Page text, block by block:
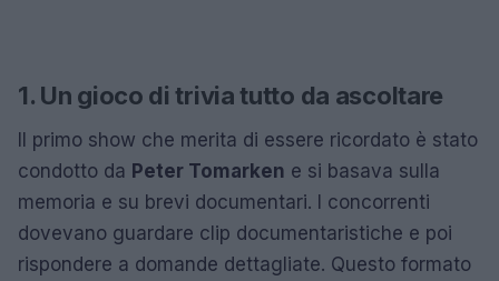
1. Un gioco di trivia tutto da ascoltare
Il primo show che merita di essere ricordato è stato
condotto da Peter Tomarken e si basava sulla
memoria e su brevi documentari. I concorrenti
dovevano guardare clip documentaristiche e poi
rispondere a domande dettagliate. Questo formato